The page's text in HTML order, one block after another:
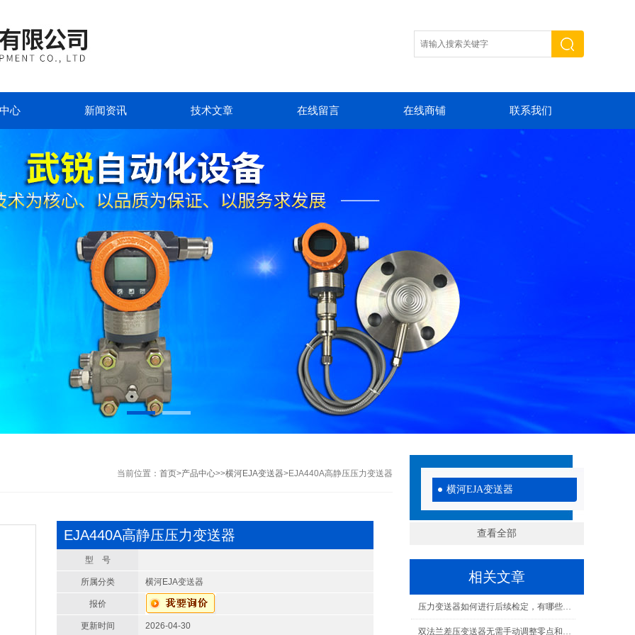
心 新闻资讯 技术文章 在线留言 在线商铺 联系我们
横河EJA变送器
查看全部
相关文章
压力变送器如何进行后续检定，有哪些要求
双法兰差压变送器无需手动调整零点和量程
当前位置： 首页>产品中心>>横河EJA变送器>EJA440A高静压压力变送器
EJA440A高静压压力变送器
型 号
所属分类 横河EJA变送器
报价
更新时间 2026-04-30